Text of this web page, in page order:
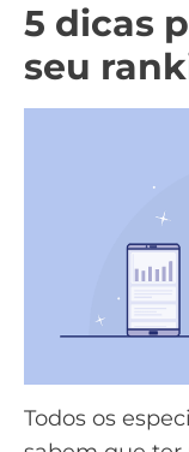
5 dicas
seu
Todos os